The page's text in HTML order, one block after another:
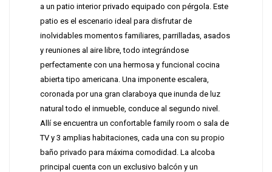
a un patio interior privado equipado con pérgola. Este
patio es el escenario ideal para disfrutar de
inolvidables momentos familiares, parrilladas, asados
y reuniones al aire libre, todo integrándose
perfectamente con una hermosa y funcional cocina
abierta tipo americana. Una imponente escalera,
coronada por una gran claraboya que inunda de luz
natural todo el inmueble, conduce al segundo nivel.
Allí se encuentra un confortable family room o sala de
TV y 3 amplias habitaciones, cada una con su propio
baño privado para máxima comodidad. La alcoba
principal cuenta con un exclusivo balcón y un